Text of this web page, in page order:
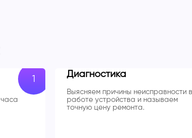
Диагностика
Выясняем причины неисправности в
работе устройства и называем
точную цену ремонта.